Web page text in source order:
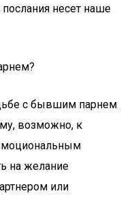
несет наше
с бывшим парнем
возможно, к
на желание
или